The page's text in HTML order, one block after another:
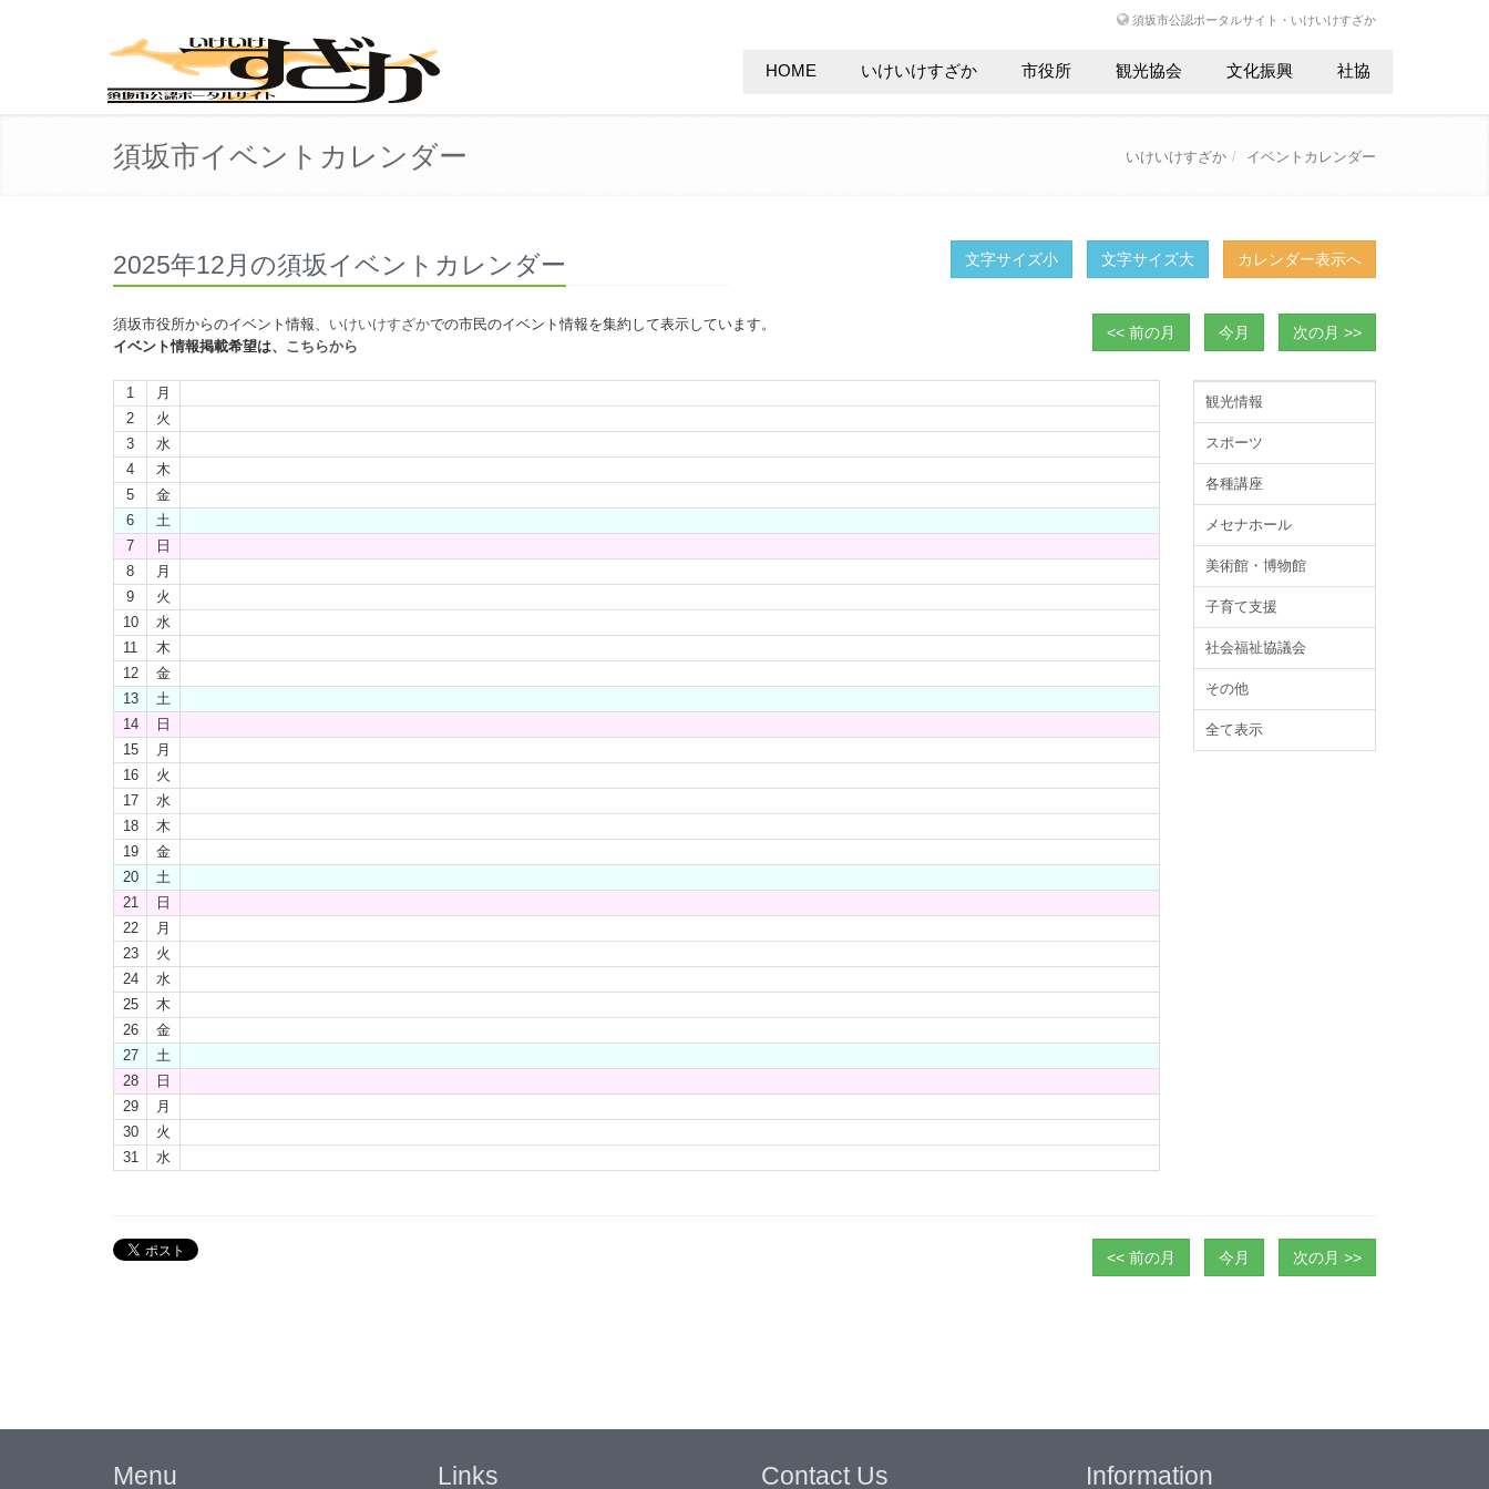
須坂市公認ポータルサイト・いけいけすざか
HOME いけいけすざか 市役所 観光協会 文化振興 社協
須坂市イベントカレンダー いけいけすざか イベントカレンダー
2025年12月の須坂イベントカレンダー 文字サイズ小 文字サイズ大 カレンダー表示へ
須坂市役所からのイベント情報、 いけいけすざかでの市民のイベント情報を集約して表示しています。
イベント情報掲載希望は、 こちらから
<< 前の月 今月 次の月 >>
1
月
2
火
3
水
4
木
5
金
6
土
7
日
8
月
9
火
10
水
11
木
12
金
13
土
14
日
15
月
16
火
17
水
18
木
19
金
20
土
21
日
22
月
23
火
24
水
25
木
26
金
27
土
28
日
29
月
30
火
31
水
観光情報
スポーツ
各種講座
メセナホール
美術館・博物館
子育て支援
社会福祉協議会
その他
全て表示
<< 前の月 今月 次の月 >>
Menu Links Contact Us Information